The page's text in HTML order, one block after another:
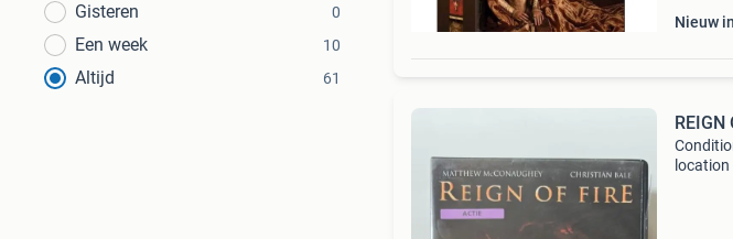
Gisteren 0
Een week 10
Altijd 61
Nieuw
REIGN